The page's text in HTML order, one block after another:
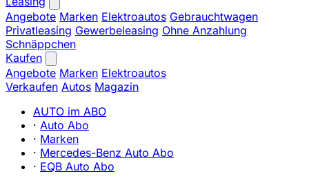
Angebote Marken Elektroautos Gebrauchtwagen
Privatleasing Gewerbeleasing Ohne Anzahlung
Schnäppchen
Kaufen
Angebote Marken Elektroautos
Verkaufen Autos Magazin
AUTO im ABO
· Auto Abo
· Marken
· Mercedes-Benz Auto Abo
· EQB Auto Abo